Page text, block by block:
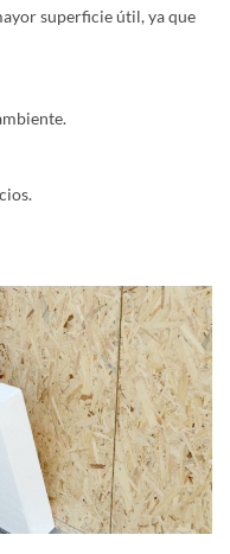
superficie útil, ya que